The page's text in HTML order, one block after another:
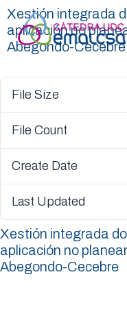
Xestión integrada
aplicación no
Abegondo-Cecebre
File Size
File Count
Create Date
Last Updated
Xestión integrada
aplicación no
Abegondo-Cecebre